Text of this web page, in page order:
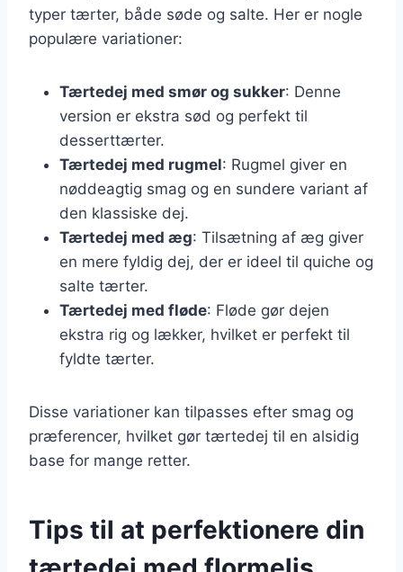
typer tærter, både søde og salte. Her er nogle
populære variationer:
Tærtedej med smør og sukker: Denne
version er ekstra sød og perfekt til
desserttærter.
Tærtedej med rugmel: Rugmel giver en
nøddeagtig smag og en sundere variant af
den klassiske dej.
Tærtedej med æg: Tilsætning af æg giver
en mere fyldig dej, der er ideel til quiche og
salte tærter.
Tærtedej med fløde: Fløde gør dejen
ekstra rig og lækker, hvilket er perfekt til
fyldte tærter.
Disse variationer kan tilpasses efter smag og
præferencer, hvilket gør tærtedej til en alsidig
base for mange retter.
Tips til at perfektionere din